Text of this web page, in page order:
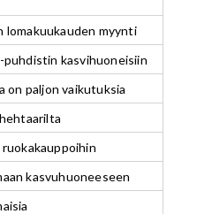
lomakuukauden myynti
puhdistin kasvihuoneisiin
on paljon vaikutuksia
kasvuhuoneeseen